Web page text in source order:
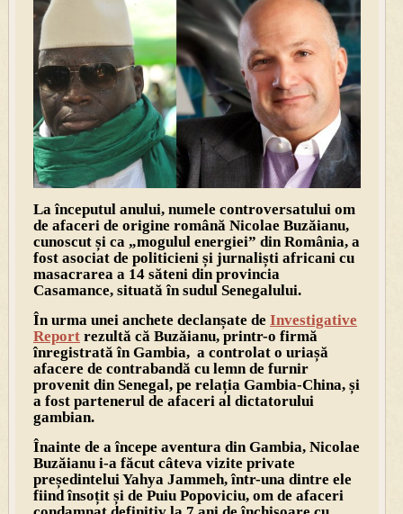
La începutul anului, numele controversatului om
de afaceri de origine română Nicolae Buzăianu,
cunoscut și ca „mogulul energiei” din România, a
fost asociat de politicieni și jurnaliști africani cu
masacrarea a 14 săteni din provincia
Casamance, situată în sudul Senegalului.
În urma unei anchete declanșate de Investigative
Reportrezultă că Buzăianu, printr-o firmă
înregistrată în Gambia, a controlat o uriașă
afacere de contrabandă cu lemn de furnir
provenit din Senegal, pe relația Gambia-China, și
a fost partenerul de afaceri al dictatorului
gambian.
Înainte de a începe aventura din Gambia, Nicolae
Buzăianu i-a făcut câteva vizite private
președintelui Yahya Jammeh, într-una dintre ele
fiind însoțit și de Puiu Popoviciu, om de afaceri